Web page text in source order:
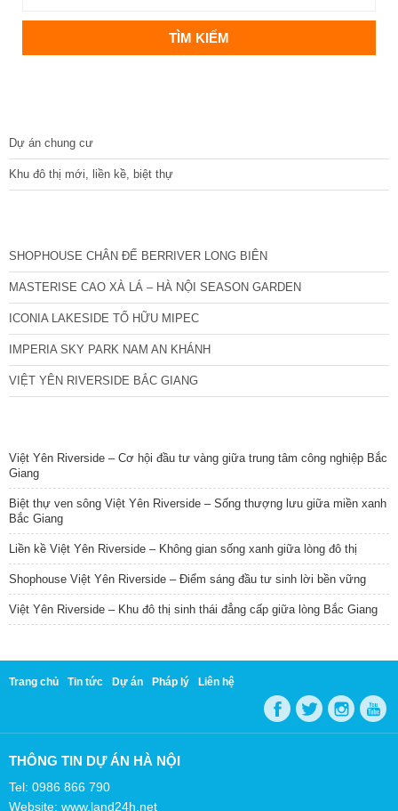
Dự án chung cư
Khu đô thị mới, liền kề, biệt thự
SHOPHOUSE CHÂN ĐẾ BERRIVER LONG BIÊN
MASTERISE CAO XÀ LÁ – HÀ NỘI SEASON GARDEN
ICONIA LAKESIDE TỐ HỮU MIPEC
IMPERIA SKY PARK NAM AN KHÁNH
VIỆT YÊN RIVERSIDE BẮC GIANG
Việt Yên Riverside – Cơ hội đầu tư vàng giữa trung tâm công nghiệp Bắc
Giang
Biệt thự ven sông Việt Yên Riverside – Sống thượng lưu giữa miền xanh
Bắc Giang
Liền kề Việt Yên Riverside – Không gian sống xanh giữa lòng đô thị
Shophouse Việt Yên Riverside – Điểm sáng đầu tư sinh lời bền vững
Việt Yên Riverside – Khu đô thị sinh thái đẳng cấp giữa lòng Bắc Giang
Trang chủ Tin tức Dự án Pháp lý Liên hệ
THÔNG TIN DỰ ÁN HÀ NỘI
Tel: 0986 866 790
Website: www.land24h.net